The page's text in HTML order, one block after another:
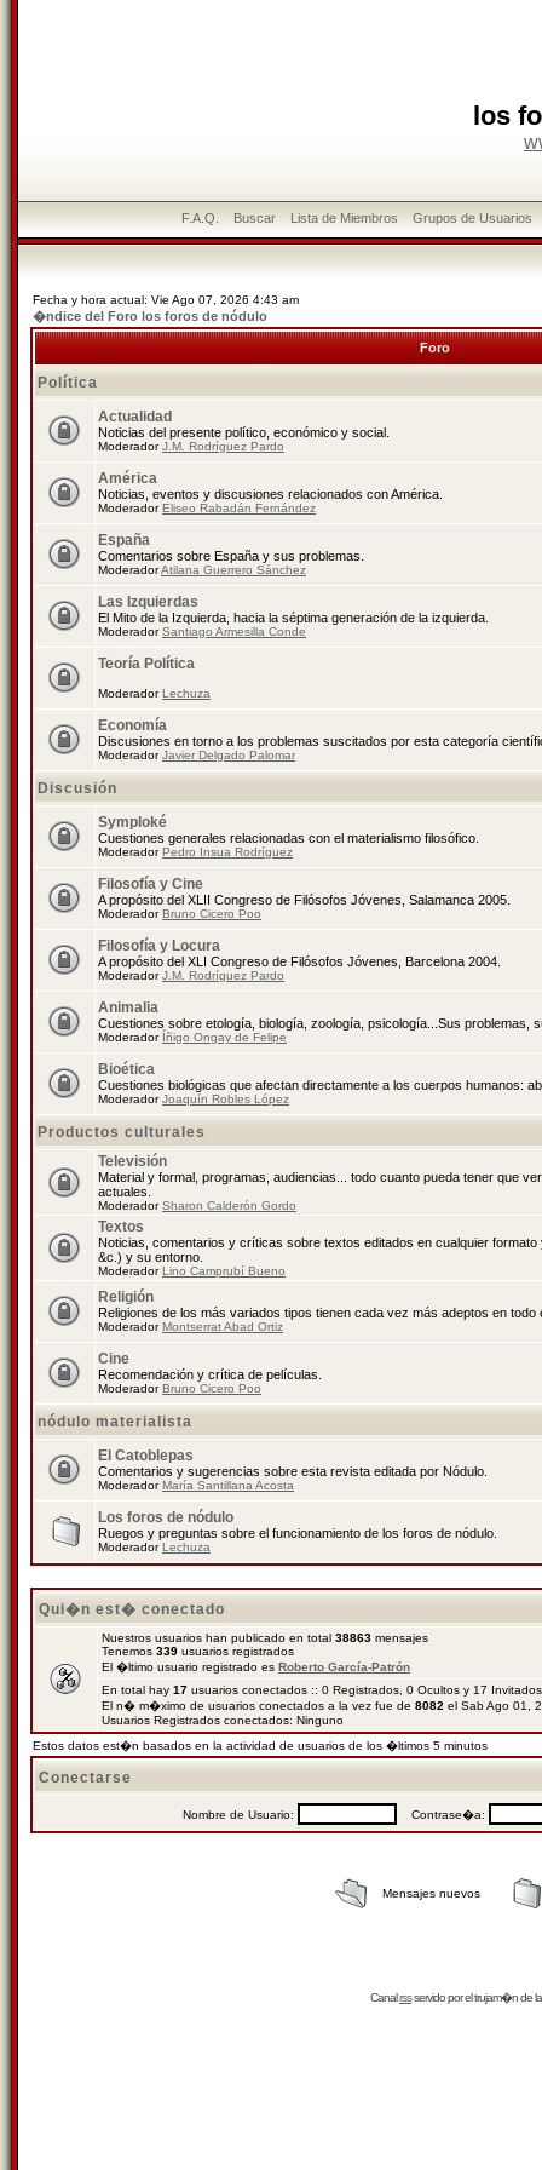
los
F.A.Q. Buscar Lista de Miembros Grupos de Usuarios
Fecha y hora actual: Vie Ago 07, 2026 4:43 am
�ndice del Foro los foros de nódulo
Foro
Política
Actualidad
Noticias del presente político, económico y social.
ModeradorJ.M. Rodríguez Pardo
América
Noticias, eventos y discusiones relacionados con América.
ModeradorEliseo Rabadán Fernández
España
Comentarios sobre España y sus problemas.
ModeradorAtilana Guerrero Sánchez
Las Izquierdas
El Mito de la Izquierda, hacia la séptima generación de la izquierda.
ModeradorSantiago Armesilla Conde
Teoría Política
ModeradorLechuza
Economía
Discusiones en torno a los problemas suscitados por esta categoría
ModeradorJavier Delgado Palomar
Discusión
Symploké
Cuestiones generales relacionadas con el materialismo filosófico.
ModeradorPedro Insua Rodríguez
Filosofía y Cine
A propósito del XLII Congreso de Filósofos Jóvenes, Salamanca 2005.
ModeradorBruno Cicero Poo
Filosofía y Locura
A propósito del XLI Congreso de Filósofos Jóvenes, Barcelona 2004.
ModeradorJ.M. Rodríguez Pardo
Animalia
Cuestiones sobre etología, biología, zoología, psicología...Sus problemas,
Moderador Íñigo Ongay de Felipe
Bioética
Cuestiones biológicas que afectan directamente a los cuerpos humanos:
ModeradorJoaquín Robles López
Productos culturales
Televisión
Material y formal, programas, audiencias... todo cuanto pueda tener que
actuales.
ModeradorSharon Calderón Gordo
Textos
Noticias, comentarios y críticas sobre textos editados en cualquier
&c.) y su entorno.
ModeradorLino Camprubí Bueno
Religión
Religiones de los más variados tipos tienen cada vez más adeptos en todo
ModeradorMontserrat Abad Ortiz
Cine
Recomendación y crítica de películas.
ModeradorBruno Cicero Poo
nódulo materialista
El Catoblepas
Comentarios y sugerencias sobre esta revista editada por Nódulo.
ModeradorMaría Santillana Acosta
Los foros de nódulo
Ruegos y preguntas sobre el funcionamiento de los foros de nódulo.
ModeradorLechuza
Qui�n est� conectado
Nuestros usuarios han publicado en total 38863 mensajes
Tenemos 339 usuarios registrados
El �ltimo usuario registrado es Roberto García-Patrón
En total hay 17 usuarios conectados :: 0 Registrados, 0 Ocultos y 17
El n� m�ximo de usuarios conectados a la vez fue de 8082 el Sab Ago 01,
Usuarios Registrados conectados: Ninguno
Estos datos est�n basados en la actividad de usuarios de los �ltimos 5 minutos
Conectarse
Nombre de Usuario: Contrase�a:
Mensajes nuevos
Canalrssservido por eltrujam�nde